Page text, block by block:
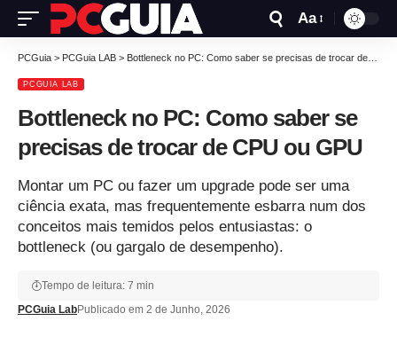
Aa
PCGuia > PCGuia LAB > Bottleneck no PC: Como saber se precisas de trocar de CPU ou GPU
PCGUIA LAB
Bottleneck no PC: Como saber se
precisas de trocar de CPU ou GPU
Montar um PC ou fazer um upgrade pode ser uma
ciência exata, mas frequentemente esbarra num dos
conceitos mais temidos pelos entusiastas: o
bottleneck (ou gargalo de desempenho).
PCGuia LabPublicado em 2 de Junho, 2026
Tempo de leitura: 7 min